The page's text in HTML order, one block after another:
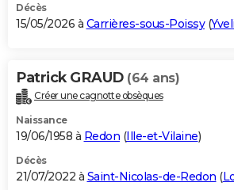
BONS PLANS
Carte de Noël
Carte Bonne année
Carte Saint-Valentin
Carte Pâques
Carte d'anniversaire
DICTIONNAIRE
Dictionnaire
Biographies
Citations
Expressions
Proverbes
PROGRAMME TV
S'inscrire
Se connecter
Lycées
Collèges
Primaires
Universités
Entreprises
Service militaire
Avis de recherche
AVIS DE DÉCÈS
Décès
15/05/2026 à Carrières-sous-Poissy(
Patrick GRAUD (64 ans)
Créer une cagnotte obsèques
Naissance
19/06/1958 à Redon (Ille-et-Vilaine)
Décès
21/07/2022 à Saint-Nicolas-de-Redon (